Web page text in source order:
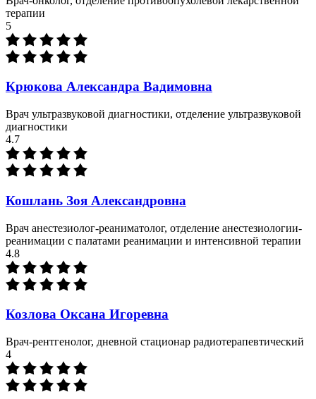
терапии
5
Крюкова Александра Вадимовна
Врач ультразвуковой диагностики, отделение ультразвуковой
диагностики
4.7
Кошлань Зоя Александровна
Врач анестезиолог-реаниматолог, отделение анестезиологии-
реанимации с палатами реанимации и интенсивной терапии
4.8
Козлова Оксана Игоревна
Врач-рентгенолог, дневной стационар радиотерапевтический
4